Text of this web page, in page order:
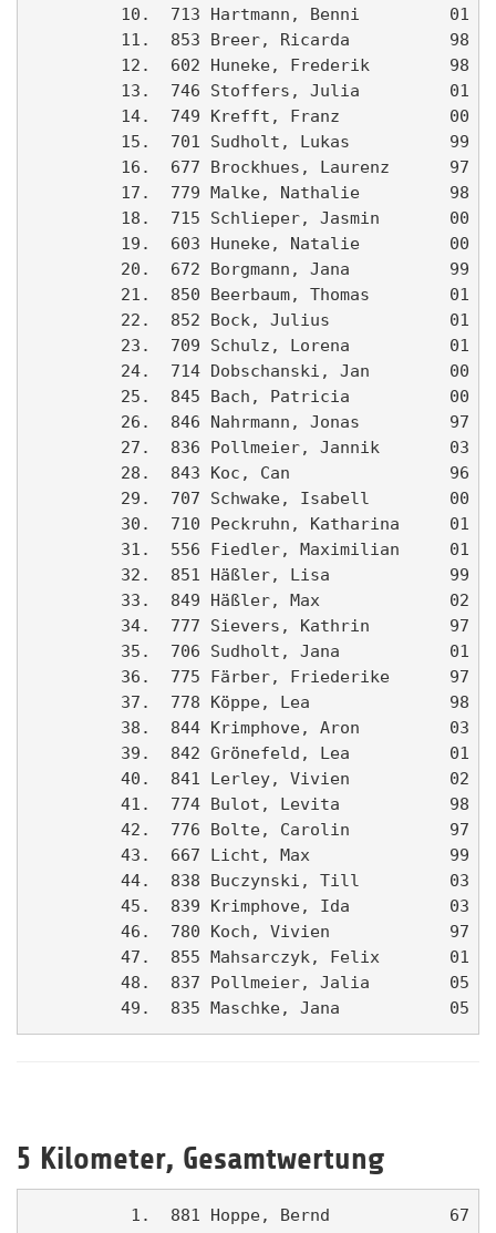
10.  713 Hartmann, Benni
11.  853 Breer, Ricarda          98
12.  602 Huneke, Frederik
13.  746 Stoffers, Julia         01
14.  749 Krefft, Franz
15.  701 Sudholt, Lukas
16.  677 Brockhues, Laurenz
17.  779 Malke, Nathalie         98
18.  715 Schlieper, Jasmin       00
19.  603 Huneke, Natalie         00
20.  672 Borgmann, Jana          99
21.  850 Beerbaum, Thomas
22.  852 Bock, Julius
23.  709 Schulz, Lorena          01
24.  714 Dobschanski, Jan
25.  845 Bach, Patricia          00
26.  846 Nahrmann, Jonas
27.  836 Pollmeier, Jannik
28.  843 Koc, Can
29.  707 Schwake, Isabell        00
30.  710 Peckruhn, Katharina     01
31.  556 Fiedler, Maximilian
32.  851 Häßler, Lisa            99
33.  849 Häßler, Max
34.  777 Sievers, Kathrin        97
35.  706 Sudholt, Jana           01
36.  775 Färber, Friederike      97
37.  778 Köppe, Lea              98
38.  844 Krimphove, Aron
39.  842 Grönefeld, Lea          01
40.  841 Lerley, Vivien          02
41.  774 Bulot, Levita           98
42.  776 Bolte, Carolin          97
43.  667 Licht, Max
44.  838 Buczynski, Till
45.  839 Krimphove, Ida          03
46.  780 Koch, Vivien            97
47.  855 Mahsarczyk, Felix
48.  837 Pollmeier, Jalia        05
5 Kilometer, Gesamtwertung
1.  881 Hoppe, Bernd            67 LV Oelde                     17:52   1. M40  
          2.  951 Kreickmann, Markus      78 LG Ahlen                     18:31   1. M30  
          3.  889 Jörke, Dennis           80 Ahlener SG                   18:43   1. M20  
          4.  952 Küpper, Daniel          93 LG Ahlen                     19:39   1. MJB  
          5.  983 Kleine-Tebbe, Holger    73                              19:44   1. M35  
          6.  847 Beerbaum, Thorsten      96 LV Oelde                     20:00   1. SB   
          7.  895 Vergün, Stefanie        74 Post SV Gütersloh            20:55   1. W35  
          8.  861 Breer, Felicitas        96 LG Ahlen                     21:21   1. SIB  
          9.  947 Drees, Frank            85 Ski Club Beckum              21:28   2. M20  
         10.  698 Busen, Mamuel           83 Ahlen                        21:34   3. M20  
         11.  961 Buczynski, Sebastian    75                              21:44   2. M30  
         12.  562 Busen, Adrian           78 St. Franziskus Hospital, A   22:10   3. M30  
         13.  523 Schomacher, Hermann     51 LG Ahlen                     22:15   1. M55  
         14.  664 Weirowski, Manfred      70 Team Paulaner Ahlen          22:24   2. M35  
         15.  547 Heising, Rudi           62 LG Ahlen                     22:30   1. M45  
         16.  544 Balmes, Jonas           94 Ahlen                        22:32   1. SA   
         17.  783 Bulk, Franz             64 Ahlen                        22:44   2. M45  
         18.  633 Sumpmann, Vanessa       93 Gymnasium St. Michael - 11   23:20   1. WJB  
         19.  543 Jahn, Bernd             55 Lauffreunde Bönen            23:21   2. M55  
         20.  985 Helfmeier, Mark         78                              23:22   4. M30  
         21.  973 Fechner, Guido          71 Westfalia Vorhelm            23:24   3. M35  
         22.  870 Schäfer, Hermann        58                              23:26   1. M50  
         23.  865 Krimphove, Xaver        97                              23:32   2. SB   
         24.  868 Wittenbrink, Eckhard    50 ASC                          23:52   3. M55  
         25.  859 Ender, Jannis           90                              24:01   1. MJA  
         26.  546 Becker, Norbert         51 LG Ahlen                     24:02   4. M55  
         27.  874 Hunkemöller, Theresa    93                              24:09   2. WJB  
         28.  581 Bolte, Klaus            55 Volksbank Ahlen-Sassenberg   24:14   2. M50  
         29.  744 Schott, Danny           97 LG Ahlen                     24:17   3. SB   
         30.  753 Schröder, Werner        59 SpVgg Dolberg                24:25   3. M50  
         31.  739 Umlauf, Marius          92 Städt. Gymansium, Ahlen, G   24:37   2. MJB  
         32.  743 Schott, Frank           67 LG Ahlen                     24:38   2. M40  
         33.  857 Högemann, Ralf          69 Ski Club Beckum              24:40   3. M40  
         34.  948 Dres, Hermann           53 BSC Sparkasse Beckum-Wader   24:41   5. M55  
         35.  610 Jehne, Lars             93 Gymnasium St. Michael - 11   24:42   3. MJB  
         36.  579 Burchard, Michael       83 Volksbank Ahlen-Sassenberg   24:54   4. M20  
         37.  732 Korkmaz, Gökcin         92 Städt. Gymansium, Ahlen, G   24:58   3. WJB  
         38.  720 Teufel, Martin          71 Ahlen                        25:05   4. M35  
         39.  655 Boriesosdik, Jan        92 Städt. Gymnasium, Ahlen GK   25:09   4. MJB  
         40.  863 Breer, Ricarda          98                              25:15   2. SIB  
         41.  582 Neukötter, Sebastian    86 Volksbank Ahlen-Sassenberg   25:18   5. M20  
         42.  729 Gnewuch, Matthias       92 Städt. Gymansium, Ahlen, G   25:19   5. MJB  
         43.  721 Bendig, Marvin          92 Städt. Gymnasium, Ahlen, G   25:19   6. MJB  
         44.  609 Fredebeul, Raphael      93 Gymnasium St. Michael - 11   25:24   7. MJB  
         45.  591 Fohrmann, Mike          88 Volksbank Ahlen-Sassenberg   25:28   6. M20  
         46.  504 Lakenbrink, Alfons      52 Polizei Ahlen                25:35   6. M55  
         47.  950 Vossenberg, Miriam      91 LG Ahlen                     25:46   1. WJA  
         48.  541 Scholle, Maike          79 TG Herford                   25:50   1. W30   
         49.  542 Scholle, Hendrik        78 SC Herford                   25:51   5. M30  
         50.  659 Wulle, Ralf             63 Ahlen                        26:00   3. M45  
         51.  752 Schröder, Christa       59 SpVgg Dolberg                26:12   1. W50  
         52.  772 Brändel, Gordon         63 LG Ahlen                     26:14   4. M45  
         53.  967 Vedder, Burkhard        67 LV Oelde                     26:32   4. M40  
         54.  635 Wrege, Julia            93 Gymnasium St. Michael - 11   26:34   4. WJB  
         55.  719 Rauf, Christoph         75 Ahlen                        26:37   6. M30  
         56.  913 Fiedler,